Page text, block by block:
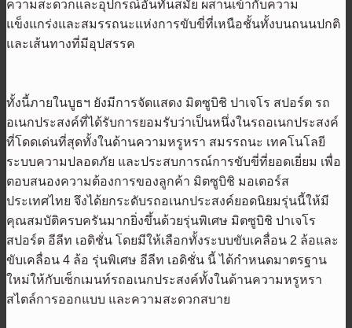
ความสะดวกและอุปกรณ์อันทันสมัย ผสานเข้ากับความ
แข็งแกร่งและสมรรถนะแห่งการขับขี่ที่เหนือชั้นทั้งบนถนนปกติ
และเส้นทางที่มีอุปสรรค
ทั้งนี้ภายในบูธฯ ยังมีการจัดแสดง มิตซูบิชิ ปาเจโร สปอร์ต รถ
อเนกประสงค์ที่ได้รับการยอมรับว่าเป็นหนึ่งในรถอเนกประสงค์
ที่โดดเด่นที่สุดทั้งในด้านความหรูหรา สมรรถนะ เทคโนโลยี
ระบบความปลอดภัย และประสบการณ์การขับขี่ที่ยอดเยี่ยม เพื่อ
ตอบสนองความต้องการของลูกค้า มิตซูบิชิ มอเตอร์ส
ประเทศไทย จึงได้ยกระดับรถอเนกประสงค์ยอดนิยมรุ่นนี้ให้มี
คุณสมบัติครบครันมากยิ่งขึ้นด้วยรุ่นพิเศษ มิตซูบิชิ ปาเจโร
สปอร์ต อีลีท เอดิชั่น โดยมีให้เลือกทั้งระบบขับเคลื่อน 2 ล้อและ
ขับเคลื่อน 4 ล้อ รุ่นพิเศษ อีลีท เอดิชั่น นี้ ได้กำหนดมาตรฐาน
ใหม่ให้กับเซ็กเมนท์รถอเนกประสงค์ทั้งในด้านความหรูหรา
สไตล์การออกแบบ และความสะดวกสบาย